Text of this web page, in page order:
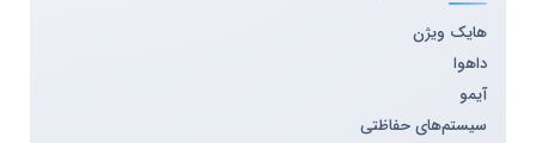
هایک ویژن
داهوا
آیمو
سیستم‌های حفاظتی